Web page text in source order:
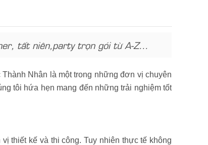
tất niên,party trọn gói từ A-Z…
Nhân là một trong những đơn vị chuyên
tôi hứa hẹn mang đến những trải nghiệm tốt
thiết kế và thi công. Tuy nhiên thực tế không